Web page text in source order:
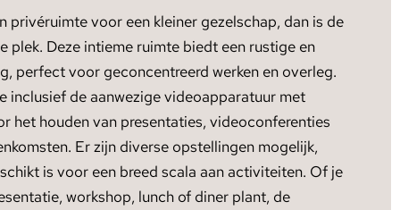
privéruimte voor een kleiner gezelschap, dan is de
plek. Deze intieme ruimte biedt een rustige en
perfect voor geconcentreerd werken en overleg.
inclusief de aanwezige videoapparatuur met
het houden van presentaties, videoconferenties
Er zijn diverse opstellingen mogelijk,
is voor een breed scala aan activiteiten. Of je
workshop, lunch of diner plant, de